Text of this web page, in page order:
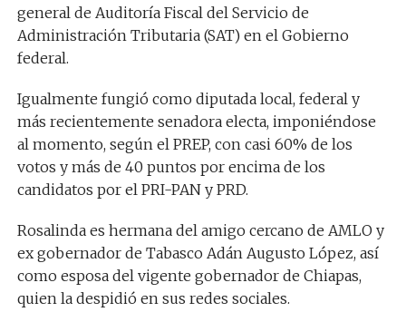
general de Auditoría Fiscal del Servicio de
Administración Tributaria (SAT) en el Gobierno
federal.
Igualmente fungió como diputada local, federal y
más recientemente senadora electa, imponiéndose
al momento, según el PREP, con casi 60% de los
votos y más de 40 puntos por encima de los
candidatos por el PRI-PAN y PRD.
Rosalinda es hermana del amigo cercano de AMLO y
ex gobernador de Tabasco Adán Augusto López, así
como esposa del vigente gobernador de Chiapas,
quien la despidió en sus redes sociales.